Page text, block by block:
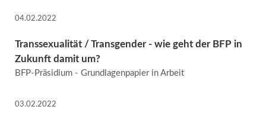
04.02.2022
Trans­sexualität / Trans­gender - wie geht der BFP in
Zukunft damit um?
BFP-Präsidium - Grundlagenpapier in Arbeit
03.02.2022